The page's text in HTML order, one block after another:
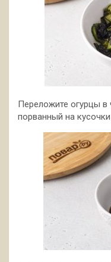
Переложите огурцы в
порванный на